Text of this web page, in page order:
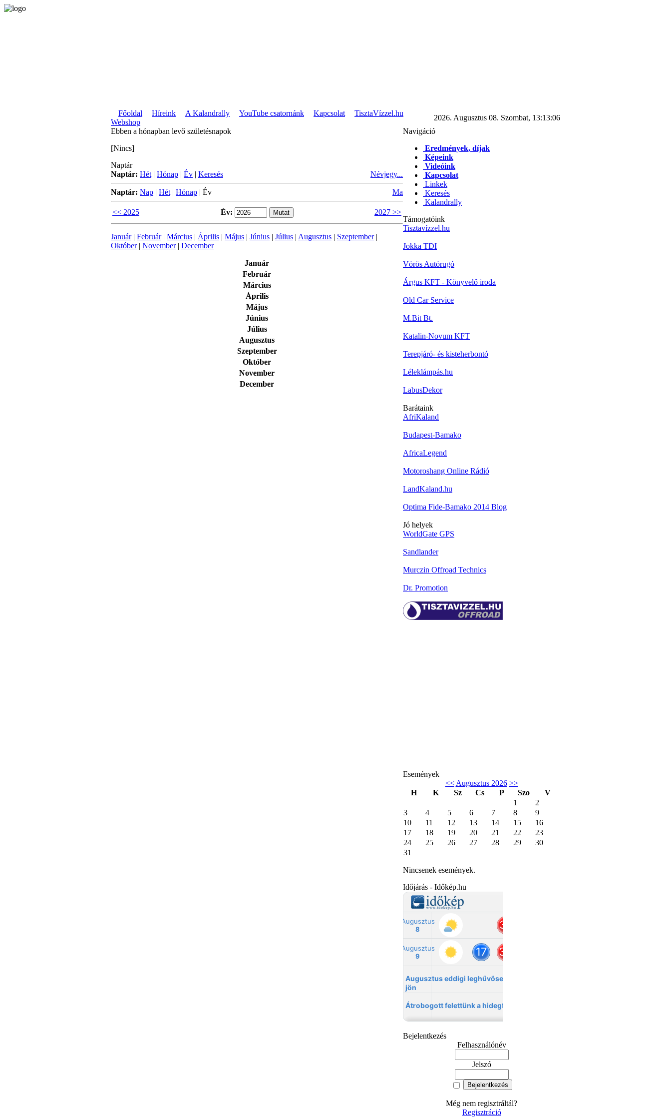
Főoldal Híreink A Kalandrally YouTube csatornánk Kapcsolat
TisztaVízzel.hu
Webshop
2026. Augusztus 08. Szombat, 13:13:06
Ebben a hónapban levő születésnapok
[Nincs]
Naptár
Naptár: Hét | Hónap | Év | Keresés Névjegy...
Naptár: Nap | Hét | Hónap | Év Ma
<< 2025 Év: 2027 >>
Január| Február| Március | Április | Május | Június | Július | Augusztus | Szeptember|
Október| November| December
Január
Február
Március
Április
Május
Június
Július
Augusztus
Szeptember
Október
November
December
Navigáció
Eredmények, díjak
Képeink
Videóink
Kapcsolat
Linkek
Keresés
Kalandrally
Támogatóink
Tisztavízzel.hu
Jokka TDI
Vörös Autórugó
Árgus KFT - Könyvelő iroda
Old Car Service
M.Bit Bt.
Katalin-Novum KFT
Terepjáró- és kisteherbontó
Léleklámpás.hu
LabusDekor
Barátaink
AfriKaland
Budapest-Bamako
AfricaLegend
Motoroshang Online Rádió
LandKaland.hu
Optima Fide-Bamako 2014 Blog
Jó helyek
WorldGate GPS
Sandlander
Murczin Offroad Technics
Dr. Promotion
Események
<< Augusztus 2026 >>
H
K Sz Cs P Szo
V
1
2
3
4 5 6 7 8
9
10
11 12 13 14 15
16
17
18 19 20 21 22
23
24
25 26 27 28 29
30
31
Nincsenek események.
Időjárás - Időkép.hu
Bejelentkezés
Felhasználónév
Jelszó
Még nem regisztráltál?
Regisztráció